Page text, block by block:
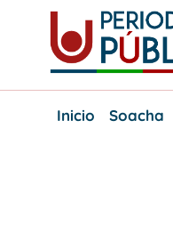
content
Noticias
Inicio
Soacha